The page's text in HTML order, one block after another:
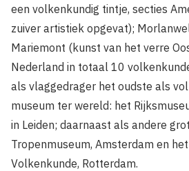
een volkenkundig tintje, secties
zuiver artistiek opgevat);
Mariemont (kunst van het verre
Nederland in totaal 10
als vlaggedrager het oudste als
museum ter wereld: het
in Leiden; daarnaast als andere
Tropenmuseum, Amsterdam en
Volkenkunde, Rotterdam.